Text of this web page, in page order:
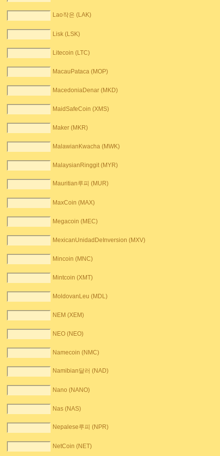
Lao작은 (LAK)
Lisk (LSK)
Litecoin (LTC)
MacauPataca (MOP)
MacedoniaDenar (MKD)
MaidSafeCoin (XMS)
Maker (MKR)
MalawianKwacha (MWK)
MalaysianRinggit (MYR)
Mauritian루피 (MUR)
MaxCoin (MAX)
Megacoin (MEC)
MexicanUnidadDeInversion (MXV)
Mincoin (MNC)
Mintcoin (XMT)
MoldovanLeu (MDL)
NEM (XEM)
NEO (NEO)
Namecoin (NMC)
Namibian달러 (NAD)
Nano (NANO)
Nas (NAS)
Nepalese루피 (NPR)
NetCoin (NET)